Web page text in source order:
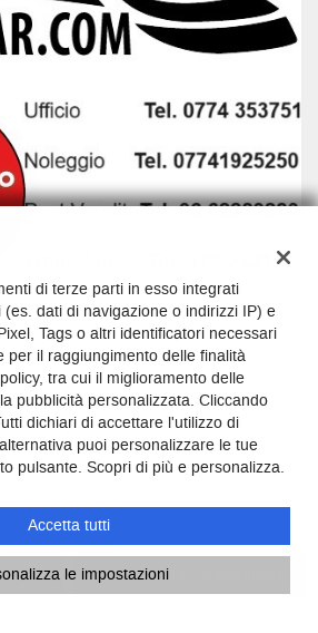
Contatta un consulente
Pantano, snc
- posizione
(RM)
+39 0774 353751
+39 3515458748
+39 340 4884859
06 62289280
info@gestcar.it
di terze parti in esso integrati
dati di navigazione o indirizzi IP) e
Tags o altri identificatori necessari
per il raggiungimento delle finalità
tra cui il miglioramento delle
pubblicità personalizzata. Cliccando
dichiari di accettare l'utilizzo di
puoi personalizzare le tue
pulsante. Scopri di più e personalizza.
Accetta tutti
le impostazioni